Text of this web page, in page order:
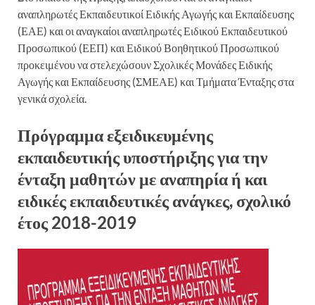
αναπληρωτές Εκπαιδευτικοί Ειδικής Αγωγής και Εκπαίδευσης
(ΕΑΕ) και οι αναγκαίοι αναπληρωτές Ειδικού Εκπαιδευτικού
Προσωπικού (ΕΕΠ) και Ειδικού Βοηθητικού Προσωπικού
προκειμένου να στελεχώσουν Σχολικές Μονάδες Ειδικής
Αγωγής και Εκπαίδευσης (ΣΜΕΑΕ) και Τμήματα Ένταξης στα
γενικά σχολεία.
Πρόγραμμα εξειδικευμένης
εκπαιδευτικής υποστήριξης για την
ένταξη μαθητών με αναπηρία ή και
ειδικές εκπαιδευτικές ανάγκες, σχολικό
έτος 2018-2019